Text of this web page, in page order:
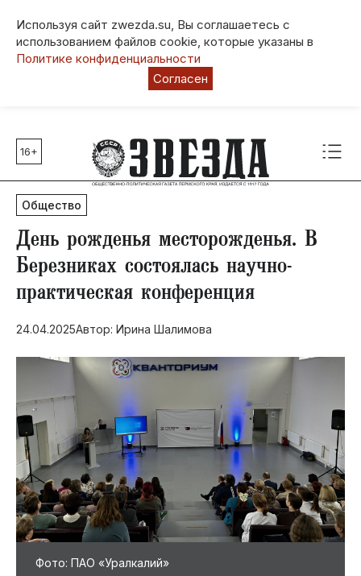
Используя сайт zwezda.su, Вы соглашаетесь с
использованием файлов cookie, которые указаны в
Политике конфиденциальности
Согласен
Главные темы
80 лет Победы
Молодежная столица РФ
СВО
Выборы в Пермском крае
Социальная поддержка
Инфраструктура
Благоустройство
16+
Общество
День рожденья месторожденья. В
Березниках состоялась научно-
практическая конференция
24.04.2025Автор: Ирина Шалимова
Фото: ПАО «Уралкалий»